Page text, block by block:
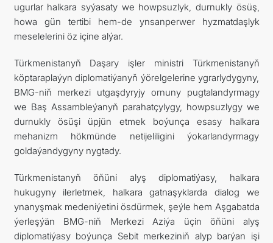
ugurlar halkara syýasaty we howpsuzlyk, durnukly ösüş,
howa gün tertibi hem-de ynsanperwer hyzmatdaşlyk
meselelerini öz içine alýar.
Türkmenistanyň Daşary işler ministri Türkmenistanyň
köptaraplaýyn diplomatiýanyň ýörelgelerine ygrarlydygyny,
BMG-niň merkezi utgaşdyryjy ornuny pugtalandyrmagy
we Baş Assambleýanyň parahatçylygy, howpsuzlygy we
durnukly ösüşi üpjün etmek boýunça esasy halkara
mehanizm hökmünde netijeliligini ýokarlandyrmagy
goldaýandygyny nygtady.
Türkmenistanyň öňüni alyş diplomatiýasy, halkara
hukugyny ilerletmek, halkara gatnaşyklarda dialog we
ynanyşmak medeniýetini ösdürmek, şeýle hem Aşgabatda
ýerleşýän BMG-niň Merkezi Aziýa üçin öňüni alyş
diplomatiýasy boýunça Sebit merkeziniň alyp barýan işi